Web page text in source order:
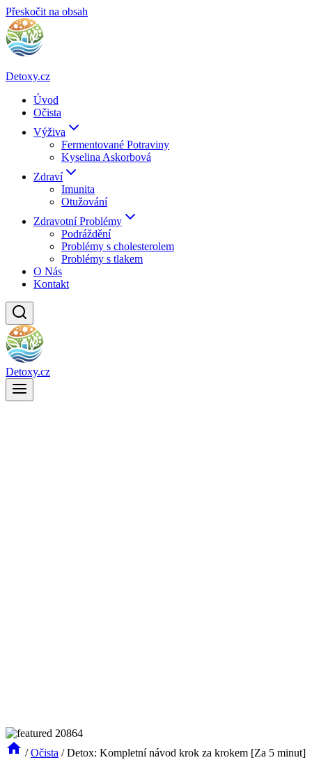
Přeskočit na obsah
Detoxy.cz
Úvod
Očista
Výživa
Fermentované Potraviny
Kyselina Askorbová
Zdraví
Imunita
Otužování
Zdravotní Problémy
Podráždění
Problémy s cholesterolem
Problémy s tlakem
O Nás
Kontakt
Detoxy.cz
/ Očista / Detox: Kompletní návod krok za krokem [Za 5 minut]